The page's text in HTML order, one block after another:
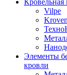
Кровельная
Vilpe
Элементы
кровли